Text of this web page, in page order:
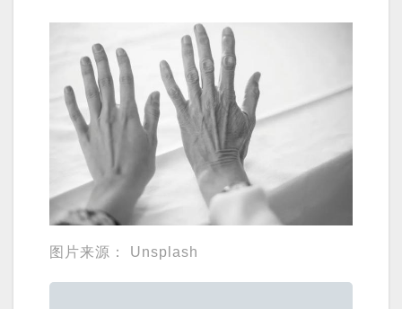
图片来源： Unsplash